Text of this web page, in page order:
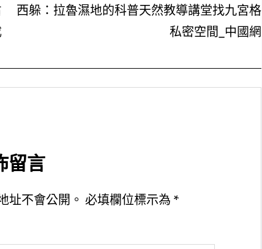
西躲：拉魯濕地的科普天然教導講堂找九宮格
私密空間_中國網
留言
址不會公開。 必填欄位標示為 *